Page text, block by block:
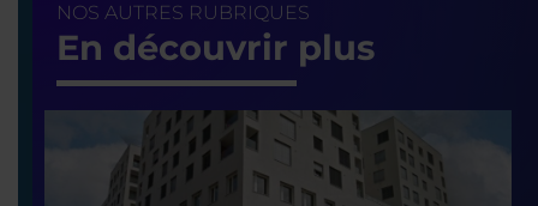
NOS AUTRES RUBRIQUES
En découvrir plus